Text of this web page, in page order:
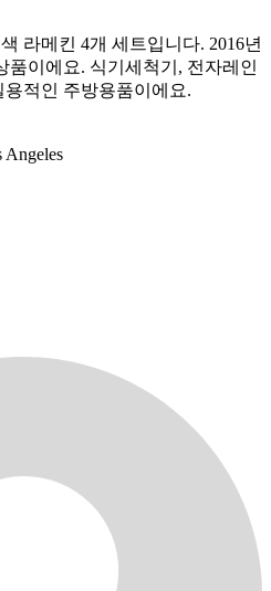
라메킨 4개 세트입니다. 2016년
품이에요. 식기세척기, 전자레인
적인 주방용품이에요.
Angeles